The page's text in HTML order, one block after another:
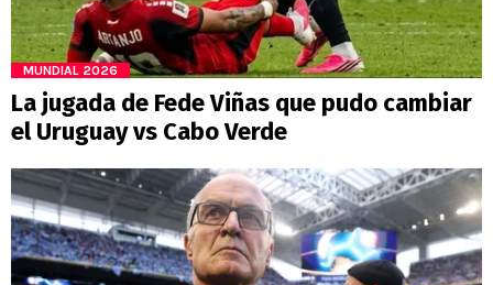
MUNDIAL 2026
La jugada de Fede Viñas que pudo cambiar
el Uruguay vs Cabo Verde